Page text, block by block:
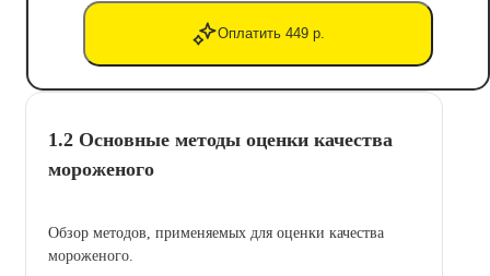
Оплатить 449 р.
1.2 Основные методы оценки качества
мороженого
Обзор методов, применяемых для оценки качества
мороженого.